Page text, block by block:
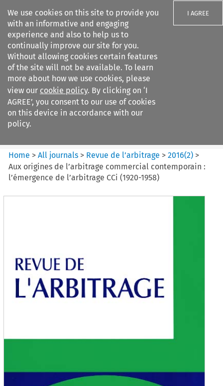
We use cookies on this site to provide you
with an informative and engaging
experience and also to help us to
continually improve our site for you.
Without allowing cookies certain features
of the site will not be available. To learn
more about how we use cookies, please
view our cookie policy. By clicking on ‘I
AGREE’, you consent to our use of cookies
on this device in accordance with our
policy.
I AGREE
Search filters
Revue de
l%E2%80%99arbitrage
Home >All journals > Revue de l’arbitrage >2016(2) >
Aux origines de l’arbitrage commercial contemporain :
l’émergence de l’arbitrage CCi (1920-1958)